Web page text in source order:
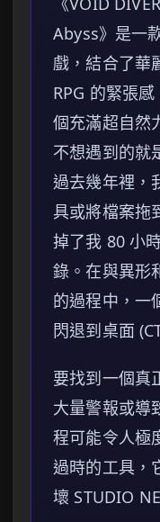
Abyss》是一
戲，結合了華
RPG 的緊張
個充滿超自然
不想遇到的就
過去幾年裡，
具或將檔案拖
掉了我 80 小
錄。在與異形
的過程中，一
閃退到桌面
要找到一個真
大量警報或導
程可能令人極
過時的工具，
壞 STUDIO